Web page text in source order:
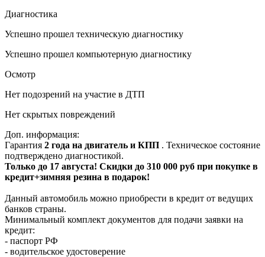
Диагностика
Успешно прошел техническую диагностику
Успешно прошел компьютерную диагностику
Осмотр
Нет подозрений на участие в ДТП
Нет скрытых повреждений
Доп. информация:
Гарантия 2 года на двигатель и КПП . Техническое состояние
подтверждено диагностикой.
Только до 17 августа! Скидки до 310 000 руб при покупке в
кредит+зимняя резина в подарок!
Данный автомобиль можно приобрести в кредит от ведущих
банков страны.
Минимальный комплект документов для подачи заявки на
кредит:
- паспорт РФ
- водительское удостоверение